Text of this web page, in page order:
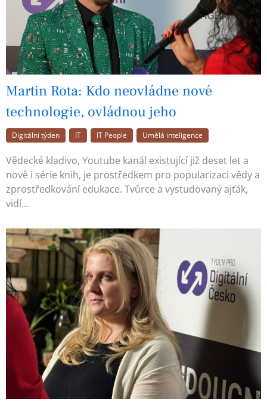
Martin Rota: Kdo neovládne nové
technologie, ovládnou jeho
Digitální týden IT IT People Umělá inteligence
Vědecké kladivo, Youtube kanál existující již deset let a
nově i série knih, je prostředkem pro popularizaci vědy a
zprostředkování edukace. Tvůrce a vystudovaný ajťák,
vidí…